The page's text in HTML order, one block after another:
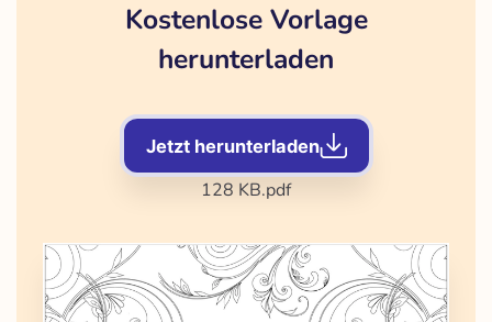
Kostenlose Vorlage
herunterladen
Jetzt herunterladen
128 KB.pdf